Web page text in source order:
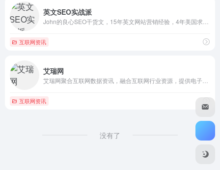
英文SEO实战派
互联网资讯
艾瑞网
互联网资讯
没有了